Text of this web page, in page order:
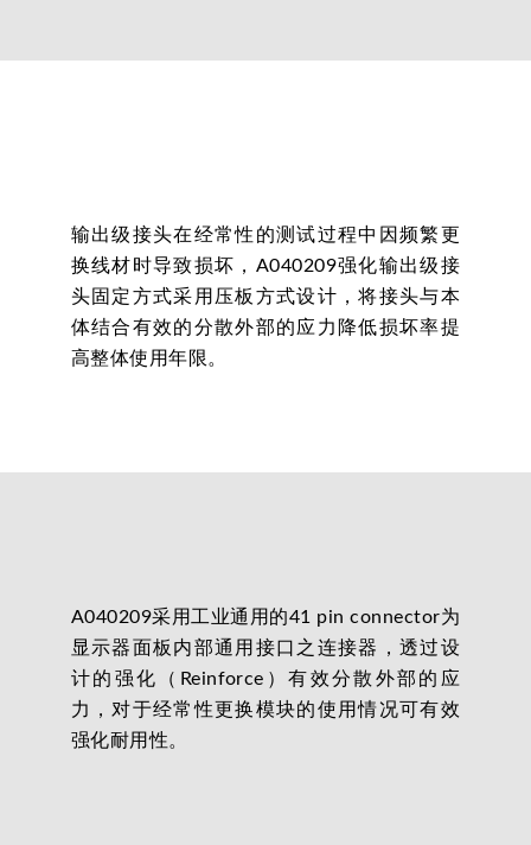
输出级接头在经常性的测试过程中因频繁更
换线材时导致损坏，A040209强化输出级接
头固定方式采用压板方式设计，将接头与本
体结合有效的分散外部的应力降低损坏率提
高整体使用年限。
A040209采用工业通用的41 pin connector为
显示器面板内部通用接口之连接器，透过设
计的强化（Reinforce）有效分散外部的应
力，对于经常性更换模块的使用情况可有效
强化耐用性。